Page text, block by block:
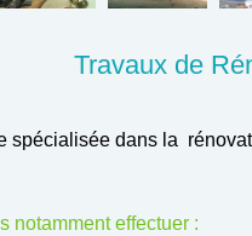
Travaux de
spécialisée dans la
notamment effectuer :